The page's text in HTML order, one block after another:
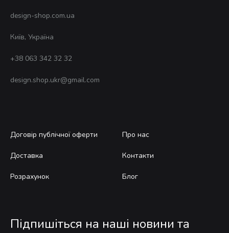
design-shop.com.ua
Київ, Україна
+38 063 342 32 32
design.shop.ukr@gmail.com
Договір публічної оферти
Доставка
Розрахунок
Про нас
Контакти
Блог
Підпишіться на наші новини та